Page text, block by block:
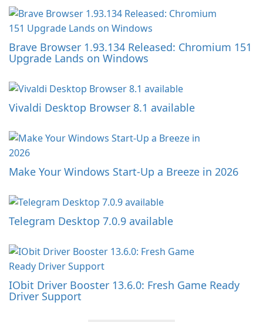
Brave Browser 1.93.134 Released: Chromium 151
Upgrade Lands on Windows
Vivaldi Desktop Browser 8.1 available
Make Your Windows Start-Up a Breeze in 2026
Telegram Desktop 7.0.9 available
IObit Driver Booster 13.6.0: Fresh Game Ready
Driver Support